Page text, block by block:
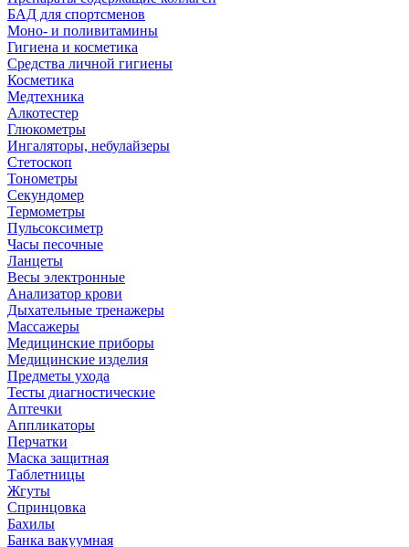
БАД для спортсменов
Моно- и поливитамины
Гигиена и косметика
Средства личной гигиены
Косметика
Медтехника
Алкотестер
Глюкометры
Ингаляторы, небулайзеры
Стетоскоп
Тонометры
Секундомер
Термометры
Пульсоксиметр
Часы песочные
Ланцеты
Весы электронные
Анализатор крови
Дыхательные тренажеры
Массажеры
Медицинские приборы
Медицинские изделия
Предметы ухода
Тесты диагностические
Аптечки
Аппликаторы
Перчатки
Маска защитная
Таблетницы
Жгуты
Спринцовка
Бахилы
Банка вакуумная